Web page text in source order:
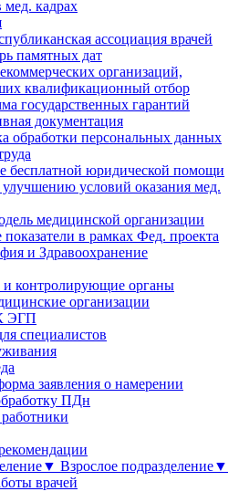
мед. кадрах
ассоциация врачей
памятных дат
организаций,
квалификационный отбор
государственных гарантий
документация
обработки персональных данных
бесплатной юридической помощи
условий оказания мед.
медицинской организации
в рамках Фед. проекта
и Здравоохранение
контролирующие органы
организации
ЭГП
специалистов
заявления о намерении
ПДн
Взрослое подразделение▼
врачей